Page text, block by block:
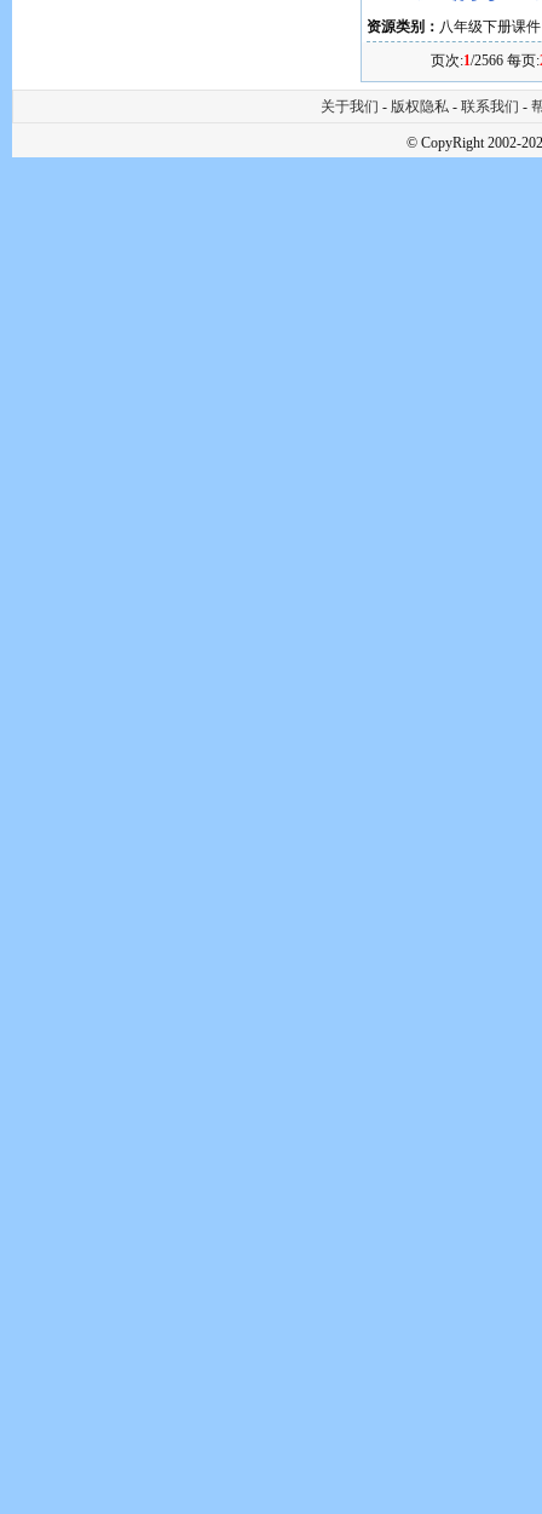
资源类别： 八年级下册课件
页次:1/2566 每页:
关于我们 - 版权隐私 - 联系我们 -
© CopyRight 2002-